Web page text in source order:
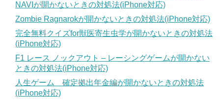
NAVIが開かないときの対処法(iPhone対応)
Zombie Ragnarokが開かないときの対処法(iPhone対応)
完全無料クイズfor獣医寄生虫学が開かないときの対処法
(iPhone対応)
F1 レース ノックアウト – レーシングゲームが開かない
ときの対処法(iPhone対応)
人生ゲーム 確定拠出年金編が開かないときの対処法
(iPhone対応)